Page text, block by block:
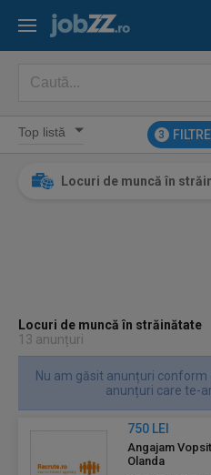
3 FILTRE
Locuri de muncă în
Locuri de muncă în străinătate
13 anunțuri
Nu am găsit anunțuri
anunțuri care te-
750 LEI
Angajam
Olanda